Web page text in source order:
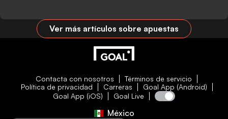
Ver más artículos sobre apuestas
Contacta con nosotros
Términos de servicio
Política de privacidad
Carreras
Goal App (Android)
Goal App (iOS)
Goal Live
México